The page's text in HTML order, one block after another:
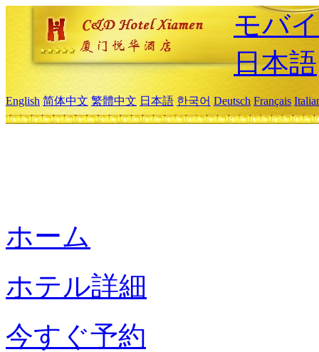
モバ
日本語
English 简体中文 繁體中文 日本語 한국어 Deutsch Français
ホーム
ホテル詳細
今すぐ予約